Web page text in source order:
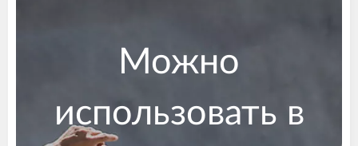
Можно
использовать в